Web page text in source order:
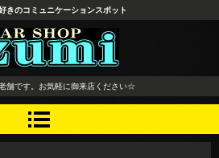
曇野市 タイヤ ホ
ッドニング カーオ
オ レカロシート
きのコミュニケーションスポット
舗です。お気軽に御来店ください☆